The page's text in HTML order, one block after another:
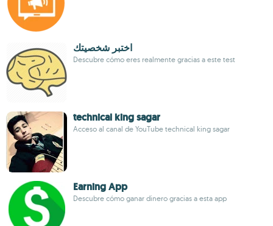
اختبر شخصيتك
Descubre cómo eres realmente gracias a este test
technical king sagar
Acceso al canal de YouTube technical king sagar
Earning App
Descubre cómo ganar dinero gracias a esta app